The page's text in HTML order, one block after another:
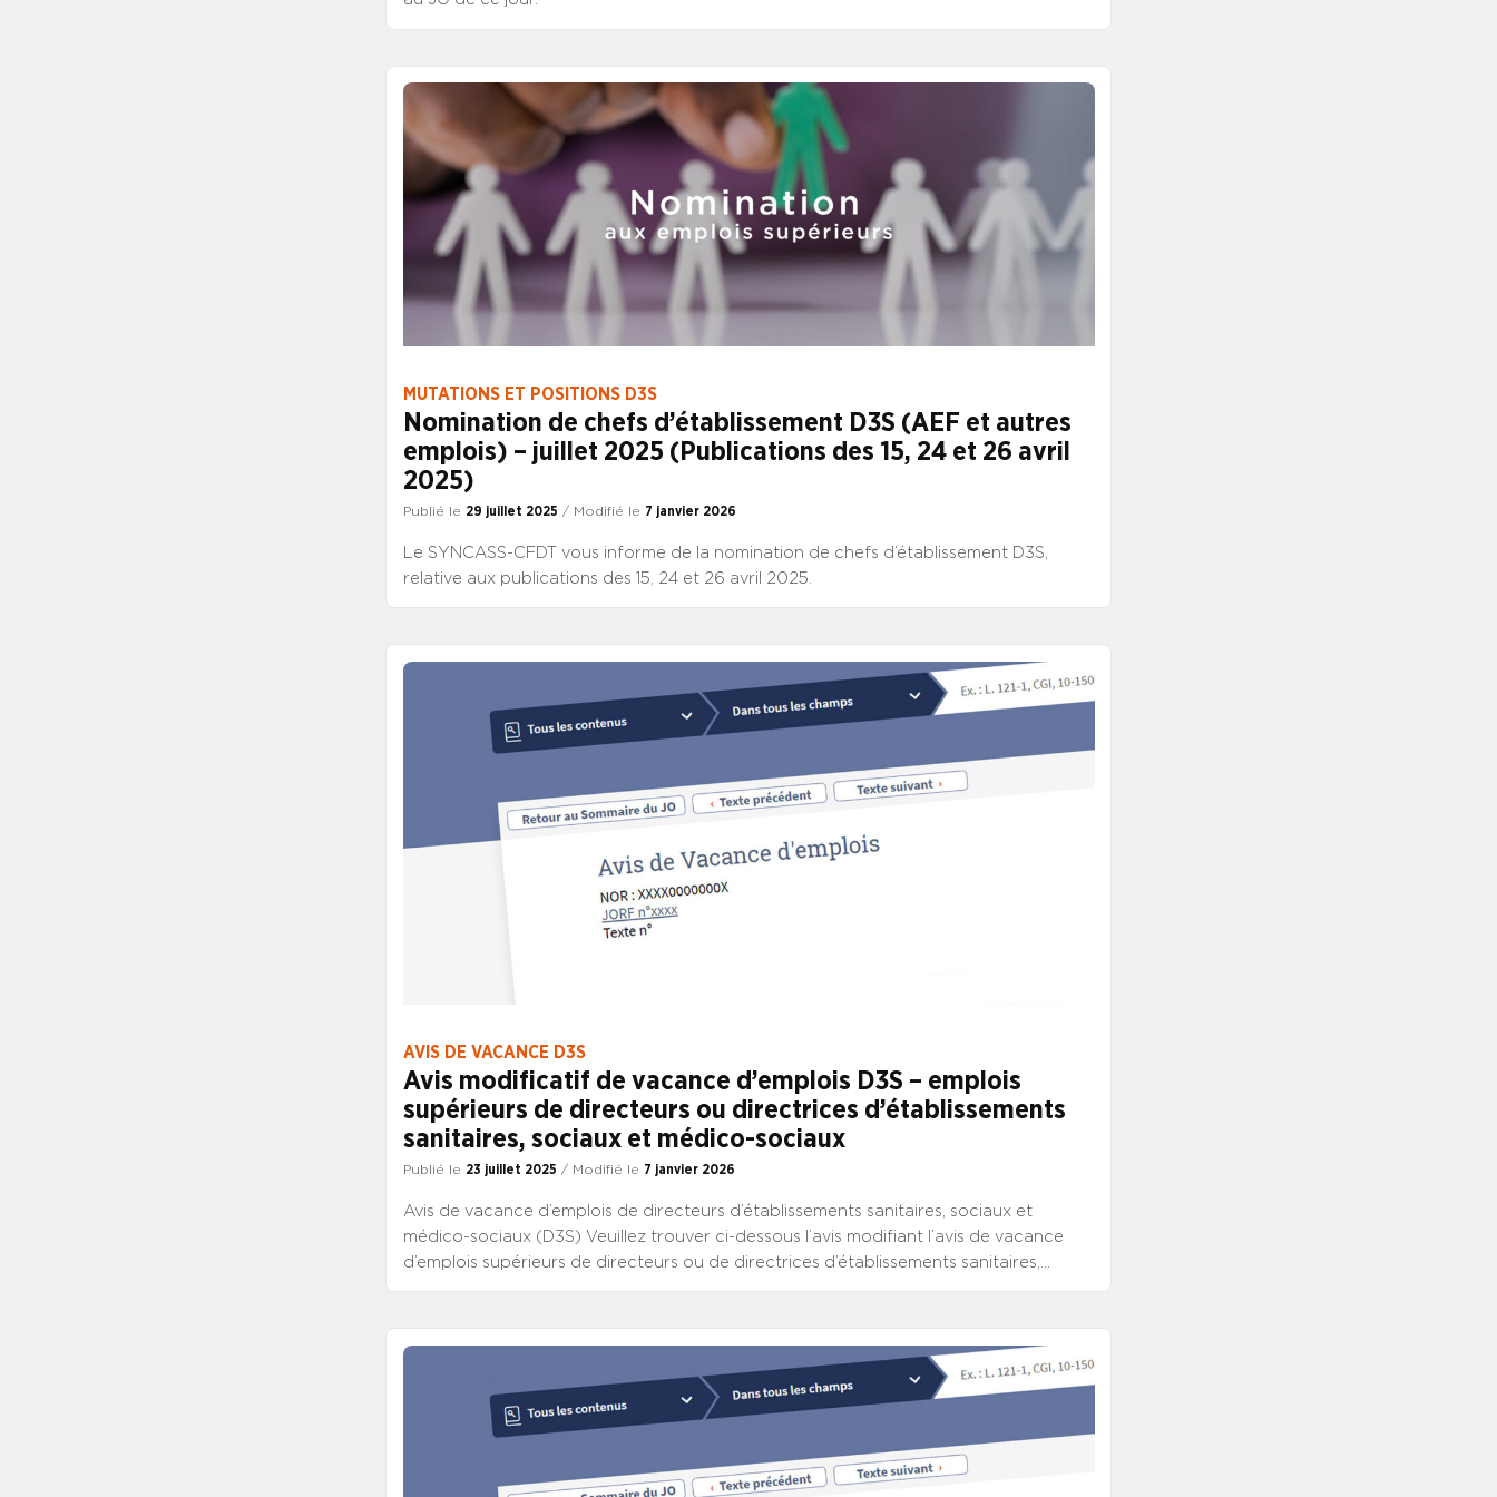
MUTATIONS ET POSITIONS D3S
Nomination de chefs d’établissement D3S (AEF et autres
emplois) – juillet 2025 (Publications des 15, 24 et 26 avril
2025)
Publié le 29 juillet 2025 / Modifié le 7 janvier 2026
Le SYNCASS-CFDT vous informe de la nomination de chefs d’établissement D3S,
relative aux publications des 15, 24 et 26 avril 2025.
AVIS DE VACANCE D3S
Avis modificatif de vacance d’emplois D3S – emplois
supérieurs de directeurs ou directrices d’établissements
sanitaires, sociaux et médico-sociaux
Publié le 23 juillet 2025 / Modifié le 7 janvier 2026
Avis de vacance d’emplois de directeurs d’établissements sanitaires, sociaux et
médico-sociaux (D3S) Veuillez trouver ci-dessous l’avis modifiant l’avis de vacance
d’emplois supérieurs de directeurs ou de directrices d’établissements sanitaires,
CONSULTER LES CRITÈRES DE SÉLECTION AUX EMPLOIS DE CHEF D’ÉTABLISSEMENT
Cet avis, conformément au décret du 31/07/2020 relatif aux emplois supérieurs de la
fonction publique, décrit les offres d’emplois ainsi que le nouveau processus d’examen
des candidatures par l’instance collégiale au sein de laquelle Isabelle SARCIAT-
LAFAURIE et Alain ISNARD siègent en qualité de membres avec voix consultative. Le
SYNCASS-CFDT a pu défendre une rédaction des lignes directrices de gestion